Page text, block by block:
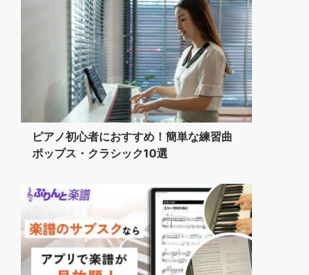
ピアノ初心者におすすめ！簡単な練習曲
ポップス・クラシック10選